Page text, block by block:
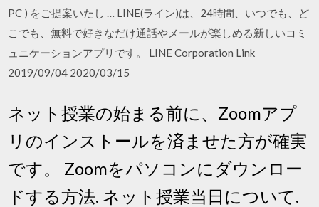
PC ) をご提案いたし … LINE(ライン)は、24時間、いつでも、ど
こでも、無料で好きなだけ通話やメールが楽しめる新しいコミ
ュニケーションアプリです。 LINE Corporation Link
2019/09/04 2020/03/15
ネット授業の始まる前に、Zoomアプ
リのインストールを済ませた方が確実
です。 Zoomをパソコンにダウンロー
ドする方法. ネット授業当日について.